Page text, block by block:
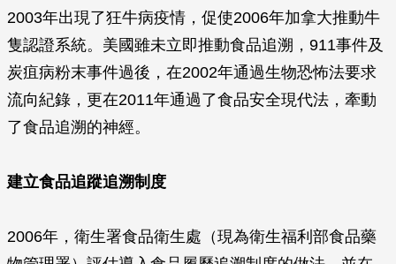
2003年出現了狂牛病疫情，促使2006年加拿大推動牛
隻認證系統。美國雖未立即推動食品追溯，911事件及
炭疽病粉末事件過後，在2002年通過生物恐怖法要求
流向紀錄，更在2011年通過了食品安全現代法，牽動
了食品追溯的神經。
建立食品追蹤追溯制度
2006年，衛生署食品衛生處（現為衛生福利部食品藥